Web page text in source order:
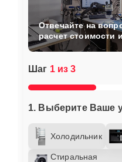
Шаг 1 из 3
1. Выберите Ваше
Холодильник
Стиральная
Отвечайте на
расчет стоимости